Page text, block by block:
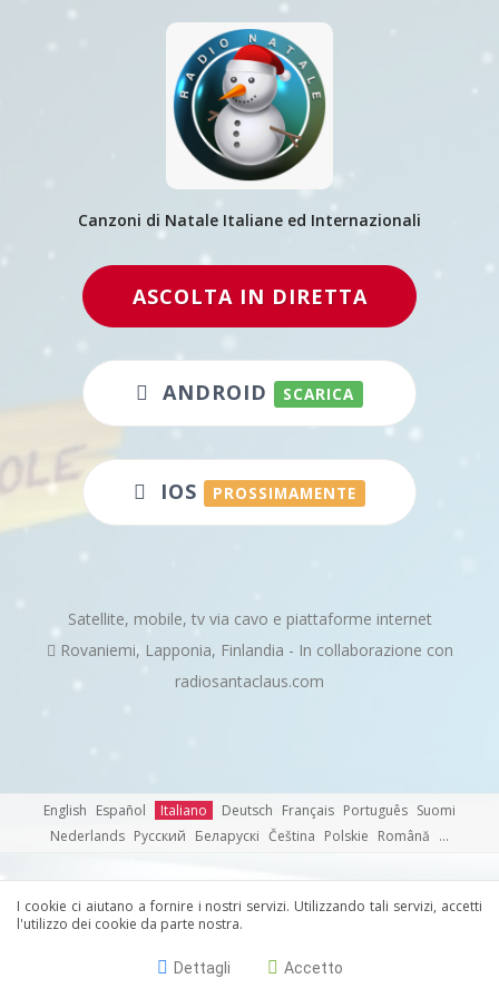
Canzoni di Natale Italiane ed Internazionali
ASCOLTA IN DIRETTA
ANDROID SCARICA
IOS PROSSIMAMENTE
Satellite, mobile, tv via cavo e piattaforme internet
Rovaniemi, Lapponia, Finlandia - In collaborazione con
radiosantaclaus.com
English Español Italiano Deutsch Français Português Suomi
Nederlands Русский Беларускі Čeština Polskie Română ...
I cookie ci aiutano a fornire i nostri servizi. Utilizzando tali servizi, accetti
l'utilizzo dei cookie da parte nostra.
Dettagli Accetto